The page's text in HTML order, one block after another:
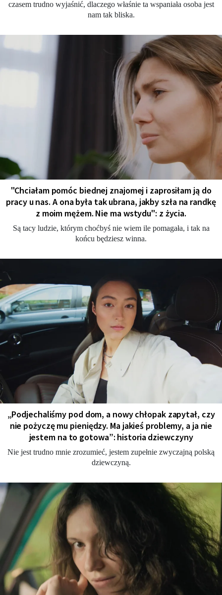
czasem trudno wyjaśnić, dlaczego właśnie ta wspaniała osoba jest
nam tak bliska.
"Chciałam pomóc biednej znajomej i zaprosiłam ją do
pracy u nas. A ona była tak ubrana, jakby szła na randkę
z moim mężem. Nie ma wstydu": z życia.
Są tacy ludzie, którym choćbyś nie wiem ile pomagała, i tak na
końcu będziesz winna.
„Podjechaliśmy pod dom, a nowy chłopak zapytał, czy
nie pożyczę mu pieniędzy. Ma jakieś problemy, a ja nie
jestem na to gotowa”: historia dziewczyny
Nie jest trudno mnie zrozumieć, jestem zupełnie zwyczajną polską
dziewczyną.